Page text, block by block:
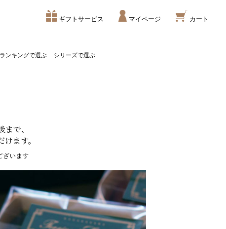
ギフトサービス マイページ カート
ランキングで選ぶ シリーズで選ぶ
で、
ます。
ざいます